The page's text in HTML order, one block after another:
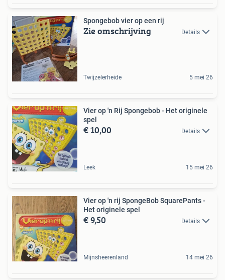
Spongebob vier op een rij
Zie omschrijving Details
Twijzelerheide 5 mei 26
Vier op 'n Rij Spongebob - Het originele
spel
€ 10,00 Details
Leek 15 mei 26
Vier op 'n rij SpongeBob SquarePants -
Het originele spel
€ 9,50 Details
Mijnsheerenland 14 mei 26